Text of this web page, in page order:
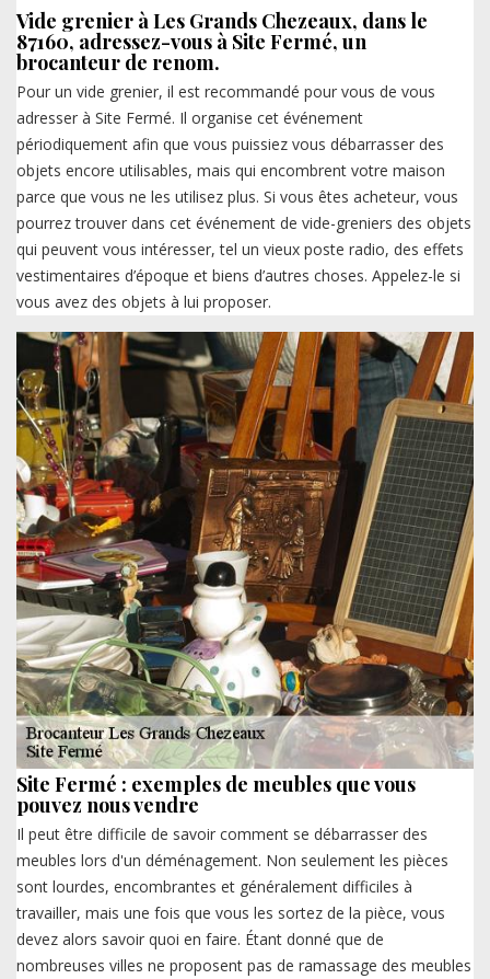
Vide grenier à Les Grands Chezeaux, dans le
87160, adressez-vous à Site Fermé, un
brocanteur de renom.
Pour un vide grenier, il est recommandé pour vous de vous
adresser à Site Fermé. Il organise cet événement
périodiquement afin que vous puissiez vous débarrasser des
objets encore utilisables, mais qui encombrent votre maison
parce que vous ne les utilisez plus. Si vous êtes acheteur, vous
pourrez trouver dans cet événement de vide-greniers des objets
qui peuvent vous intéresser, tel un vieux poste radio, des effets
vestimentaires d’époque et biens d’autres choses. Appelez-le si
vous avez des objets à lui proposer.
Site Fermé : exemples de meubles que vous
pouvez nous vendre
Il peut être difficile de savoir comment se débarrasser des
meubles lors d'un déménagement. Non seulement les pièces
sont lourdes, encombrantes et généralement difficiles à
travailler, mais une fois que vous les sortez de la pièce, vous
devez alors savoir quoi en faire. Étant donné que de
nombreuses villes ne proposent pas de ramassage des meubles